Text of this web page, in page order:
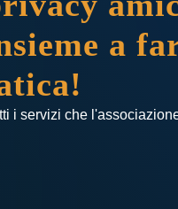
a
i servizi che